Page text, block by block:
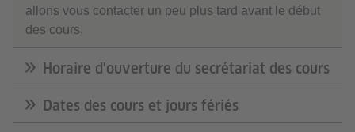
allons vous contacter un peu plus tard avant le début
des cours.
Horaire d'ouverture du secrétariat des cours
Dates des cours et jours fériés